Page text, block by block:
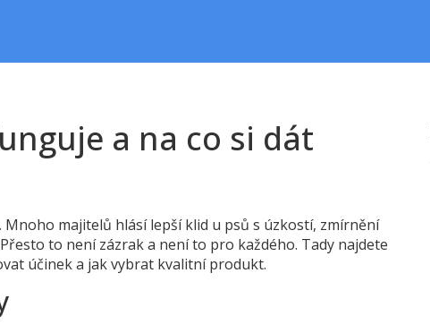
a na co si dát
Mnoho majitelů hlásí lepší klid u psů s úzkostí, zmírnění
to není zázrak a není to pro každého. Tady najdete
účinek a jak vybrat kvalitní produkt.